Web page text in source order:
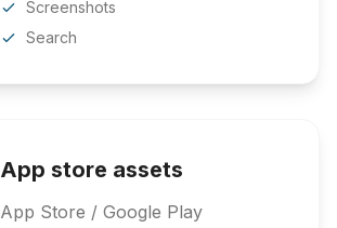
Screenshots
Search
App store assets
App Store / Google Play